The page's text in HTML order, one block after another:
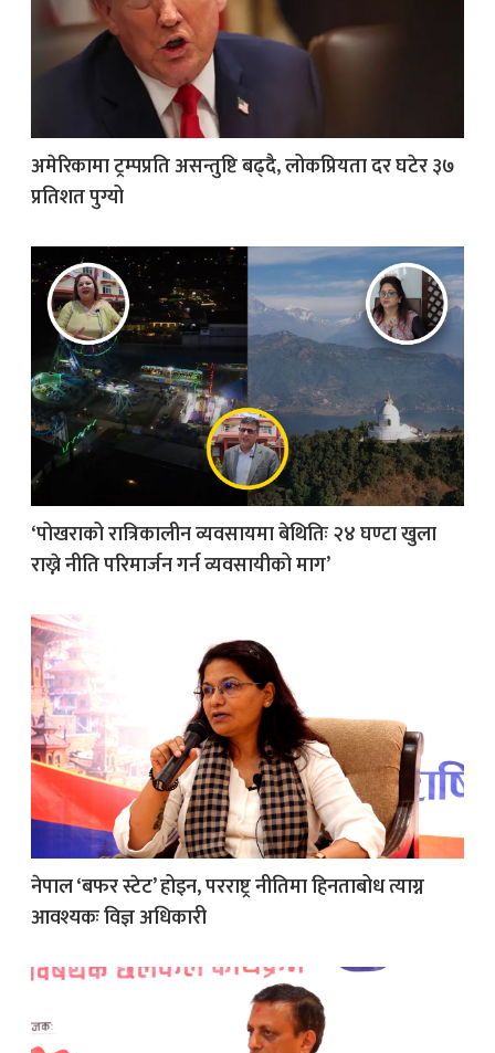
अमेरिकामा ट्रम्पप्रति असन्तुष्टि बढ्दै, लोकप्रियता दर घटेर ३७
प्रतिशत पुग्यो
‘पोखराको रात्रिकालीन व्यवसायमा बेथितिः २४ घण्टा खुला
राख्ने नीति परिमार्जन गर्न व्यवसायीको माग’
नेपाल ‘बफर स्टेट’ होइन, परराष्ट्र नीतिमा हिनताबोध त्याग्न
आवश्यकः विज्ञ अधिकारी